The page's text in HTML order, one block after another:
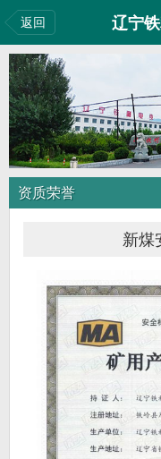
返回 辽宁
资质荣誉
新煤